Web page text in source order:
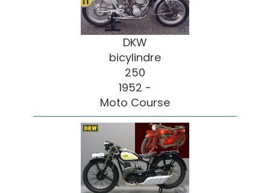
DKW
bicylindre
250
1952 -
Moto Course